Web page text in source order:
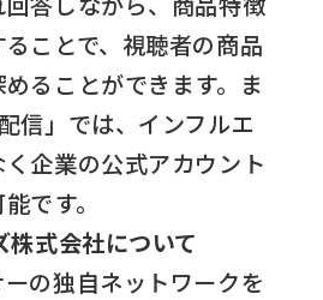
ことで、視聴者の商品
ることができます。ま
信」では、インフルエ
企業の公式アカウント
です。
式会社について
の独自ネットワークを